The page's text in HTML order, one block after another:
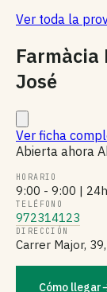
Ver toda la
José
Ver ficha
Abierta ahora
HORARIO
9:00 - 9:00 | 24h
TELÉFONO
972314123
DIRECCIÓN
Carrer Major,
Cómo llegar